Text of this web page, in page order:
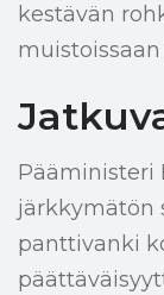
kestävän
Pääministeri
järkkymätön
panttivanki